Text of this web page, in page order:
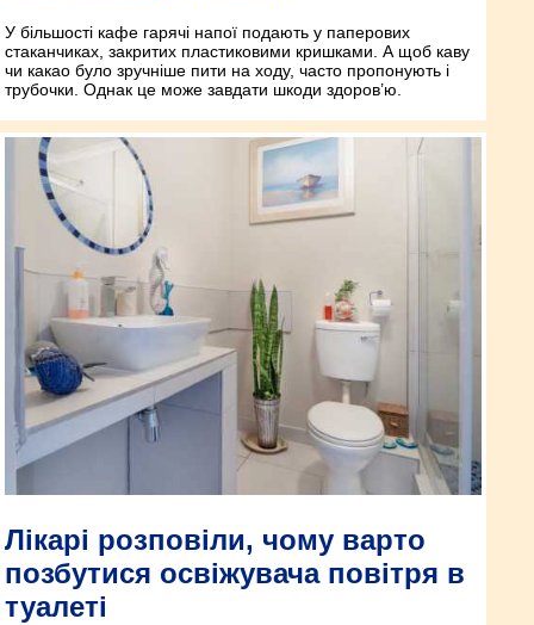
У більшості кафе гарячі напої подають у паперових
стаканчиках, закритих пластиковими кришками. А щоб каву
чи какао було зручніше пити на ходу, часто пропонують і
трубочки. Однак це може завдати шкоди здоров’ю.
Лікарі розповіли, чому варто
позбутися освіжувача повітря в
туалеті